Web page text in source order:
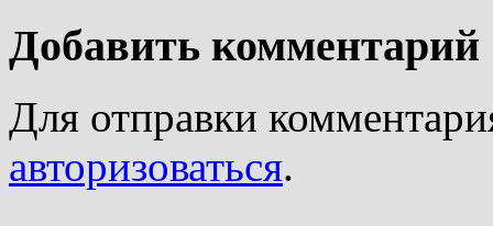
Добавить комментарий
Для отправки
авторизоваться.